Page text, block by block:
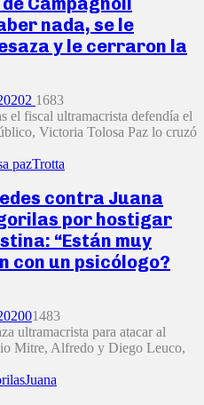
nada, se le
y le cerraron la
2 1683
el fiscal ultramacrista defendía el
Victoria Tolosa Paz lo cruzó
pazTrotta
contra Juana
por hostigar
“Están muy
con un psicólogo?
01483
ultramacrista para atacar al
Mitre, Alfredo y Diego Leuco,
Juana